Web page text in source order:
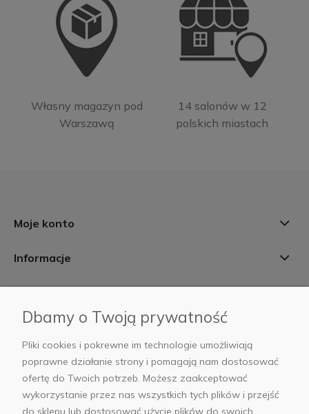
Własny magazyn pod
Warszawą
14 salonów w 12
polskich miastach
Moje konto
Informacje
AB Foto
sklep@abfoto.pl
Dbamy o Twoją prywatność
Pliki cookies i pokrewne im technologie umożliwiają
poprawne działanie strony i pomagają nam dostosować
ofertę do Twoich potrzeb. Możesz zaakceptować
wykorzystanie przez nas wszystkich tych plików i przejść
do sklepu lub dostosować użycie plików do swoich